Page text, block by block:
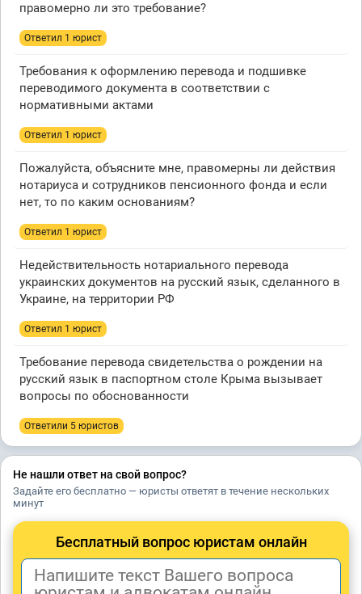
правомерно ли это требование?
Ответил 1 юрист
Требования к оформлению перевода и подшивке
переводимого документа в соответствии с
нормативными актами
Ответил 1 юрист
Пожалуйста, объясните мне, правомерны ли действия
нотариуса и сотрудников пенсионного фонда и если
нет, то по каким основаниям?
Ответил 1 юрист
Недействительность нотариального перевода
украинских документов на русский язык, сделанного в
Украине, на территории РФ
Ответил 1 юрист
Требование перевода свидетельства о рождении на
русский язык в паспортном столе Крыма вызывает
вопросы по обоснованности
Ответили 5 юристов
Не нашли ответ на свой вопрос?
Задайте его бесплатно — юристы ответят в течение нескольких
минут
Бесплатный вопрос юристам онлайн